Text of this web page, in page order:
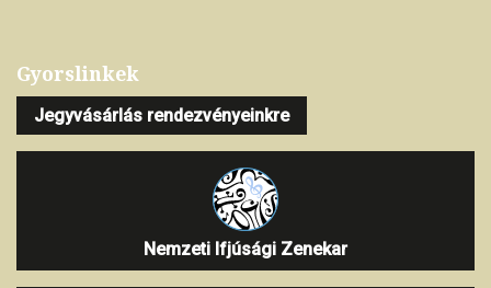
Gyorslinkek
Jegyvásárlás rendezvényeinkre
Nemzeti Ifjúsági Zenekar